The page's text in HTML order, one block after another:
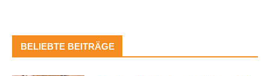
BELIEBTE BEITRÄGE